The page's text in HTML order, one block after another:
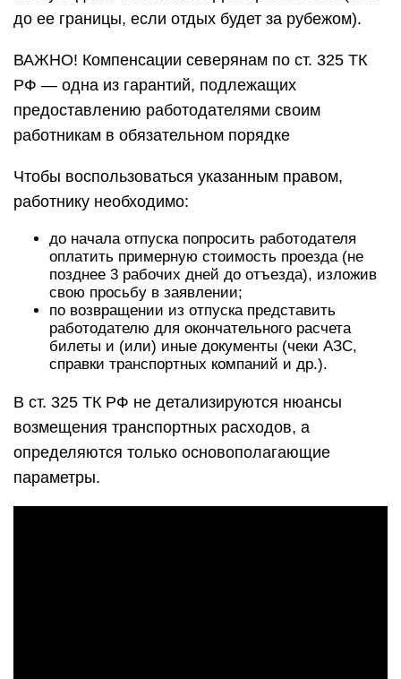
до ее границы, если отдых будет за рубежом).
ВАЖНО! Компенсации северянам по ст. 325 ТК
РФ — одна из гарантий, подлежащих
предоставлению работодателями своим
работникам в обязательном порядке
Чтобы воспользоваться указанным правом,
работнику необходимо:
до начала отпуска попросить работодателя
оплатить примерную стоимость проезда (не
позднее 3 рабочих дней до отъезда), изложив
свою просьбу в заявлении;
по возвращении из отпуска представить
работодателю для окончательного расчета
билеты и (или) иные документы (чеки АЗС,
справки транспортных компаний и др.).
В ст. 325 ТК РФ не детализируются нюансы
возмещения транспортных расходов, а
определяются только основополагающие
параметры.